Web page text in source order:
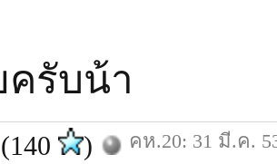
รับน้า
(140 ) คห.20: 31 มี.ค.